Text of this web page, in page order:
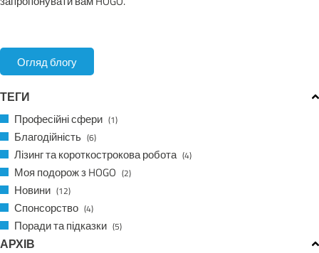
Огляд блогу
ТЕГИ
Професійні сфери (1)
Благодійність (6)
Лізинг та короткострокова робота (4)
Моя подорож з HOGO (2)
Новини (12)
Спонсорство (4)
Поради та підказки (5)
АРХІВ